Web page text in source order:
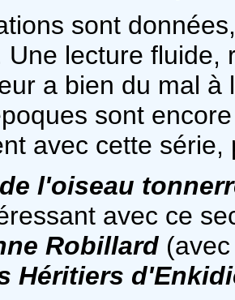
sont
Une lecture fluide,
a bien du mal
sont
avec cette
l'oiseau
avec ce
Robillard
Héritiers